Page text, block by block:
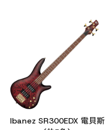
Ibanez SR300EDX 電貝斯